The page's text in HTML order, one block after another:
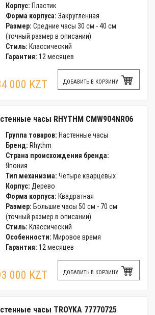
Корпус: Пластик
Форма корпуса: Закругленная
Размер: Средние часы 30 см - 40 см
(точный размер в описании)
Стиль: Классический
Гарантия: 12 месяцев
000 KZT ДОБАВИТЬ В КОРЗИНУ
часы RHYTHM CMW904NR06
Группа товаров: Настенные часы
Бренд: Rhythm
Страна происхождения бренда:
Япония
Тип механизма: Четыре кварцевых
Корпус: Дерево
Форма корпуса: Квадратная
Размер: Большие часы 50 см - 70 см
(точный размер в описании)
Стиль: Классический
Особенности: Мировое время
Гарантия: 12 месяцев
000 KZT ДОБАВИТЬ В КОРЗИНУ
часы TROYKA 77770725